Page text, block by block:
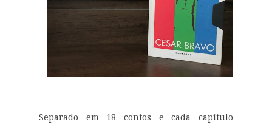
Separado em 18 contos e cada capítulo